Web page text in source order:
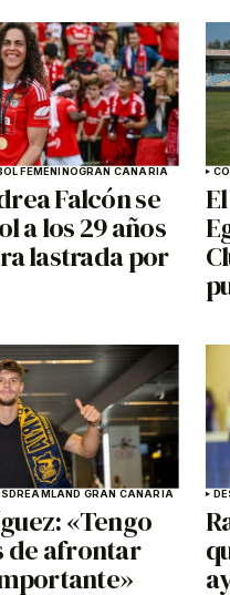
FEMENINOGRAN CANARIA
Falcón se
a los 29 años
lastrada por
DREAMLAND GRAN CANARIA
«Tengo
de afrontar